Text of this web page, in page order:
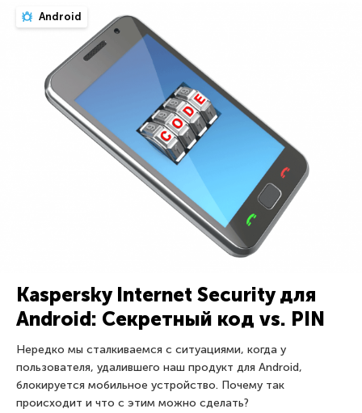
Android
Kaspersky Internet Security для
Android: Секретный код vs. PIN
Нередко мы сталкиваемся с ситуациями, когда у
пользователя, удалившего наш продукт для Android,
блокируется мобильное устройство. Почему так
происходит и что с этим можно сделать?